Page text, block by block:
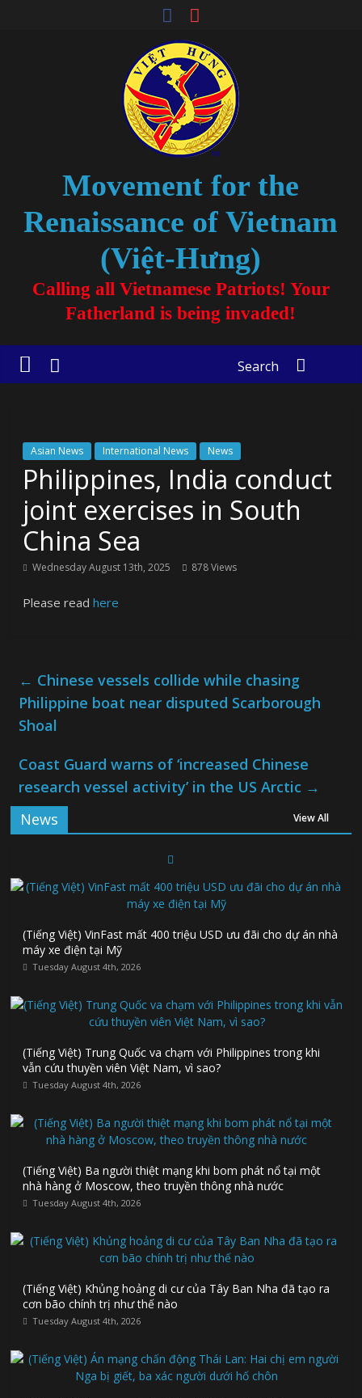
Movement for the
Renaissance of Vietnam
(Việt-Hưng)
Calling all Vietnamese Patriots! Your
Fatherland is being invaded!
Search
Asian News International News News
Philippines, India conduct
joint exercises in South
China Sea
Wednesday August 13th, 2025 878 Views
Please readhere
← Chinese vessels collide while chasing
Philippine boat near disputed Scarborough
Shoal
Coast Guard warns of ‘increased Chinese
research vessel activity’ in the US Arctic →
News
View All
(Tiếng Việt) VinFast mất 400 triệu USD ưu đãi cho dự án nhà
máy xe điện tại Mỹ
Tuesday August 4th, 2026
(Tiếng Việt) Trung Quốc va chạm với Philippines trong khi
vẫn cứu thuyền viên Việt Nam, vì sao?
Tuesday August 4th, 2026
(Tiếng Việt) Ba người thiệt mạng khi bom phát nổ tại một
nhà hàng ở Moscow, theo truyền thông nhà nước
Tuesday August 4th, 2026
(Tiếng Việt) Khủng hoảng di cư của Tây Ban Nha đã tạo ra
cơn bão chính trị như thế nào
Tuesday August 4th, 2026